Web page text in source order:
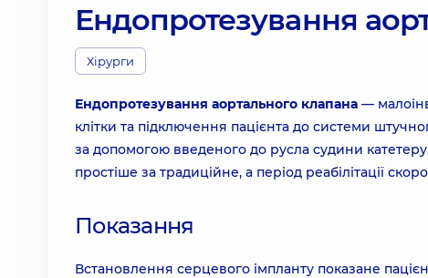
Ендопротезування
Хірурги
Ендопротезування аортального клапана ―
клітки та підключення пацієнта до системи
за допомогою введеного до русла судини
простіше за традиційне, а період реабілітації
Показання
Встановлення серцевого імпланту показане